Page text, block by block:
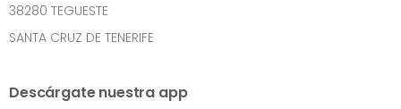
38280 TEGUESTE
SANTA CRUZ DE TENERIFE
Descárgate nuestra app